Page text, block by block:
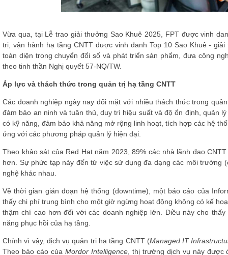
Vừa qua, tại Lễ trao giải thưởng Sao Khuê 2025, FPT được vinh
trị, vận hành hạ tầng CNTTđược vinh danh Top 10 Sao Khuê -
toàn diện trong chuyển đổi số và phát triển sản phẩm, đưa công
theo tinh thần Nghị quyết 57-NQ/TW.
Áp lực và thách thức trong quản trị hạ tầng CNTT
Các doanh nghiệp ngày nay đối mặt với nhiều thách thức trong
đảm bảo an ninh và tuân thủ, duy trì hiệu suất và độ ổn định, quản
có kỹ năng, đảm bảo khả năng mở rộng linh hoạt, tích hợp các hệ
ứng với các phương pháp quản lý hiện đại.
Theo khảo sát của Red Hat năm 2023, 89% các nhà lãnh đạo
hơn. Sự phức tạp này đến từ việc sử dụng đa dạng các môi trường
nghệ khác nhau.
Về thời gian gián đoạn hệ thống (downtime), một báo cáo của
thấy chi phí trung bình cho một giờ ngừng hoạt động không có kế
thậm chí cao hơn đối với các doanh nghiệp lớn. Điều này cho
năng phục hồi của hạ tầng.
Chính vì vậy, dịch vụ quản trị hạ tầng CNTT (Managed IT
Theo báo cáo của Mordor Intelligence, thị trường dịch vụ này được